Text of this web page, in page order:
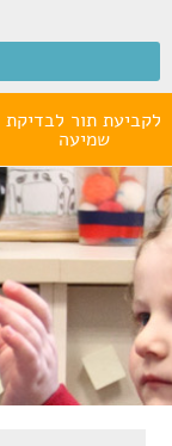
לקביעת תור לבדיקת
שמיעה